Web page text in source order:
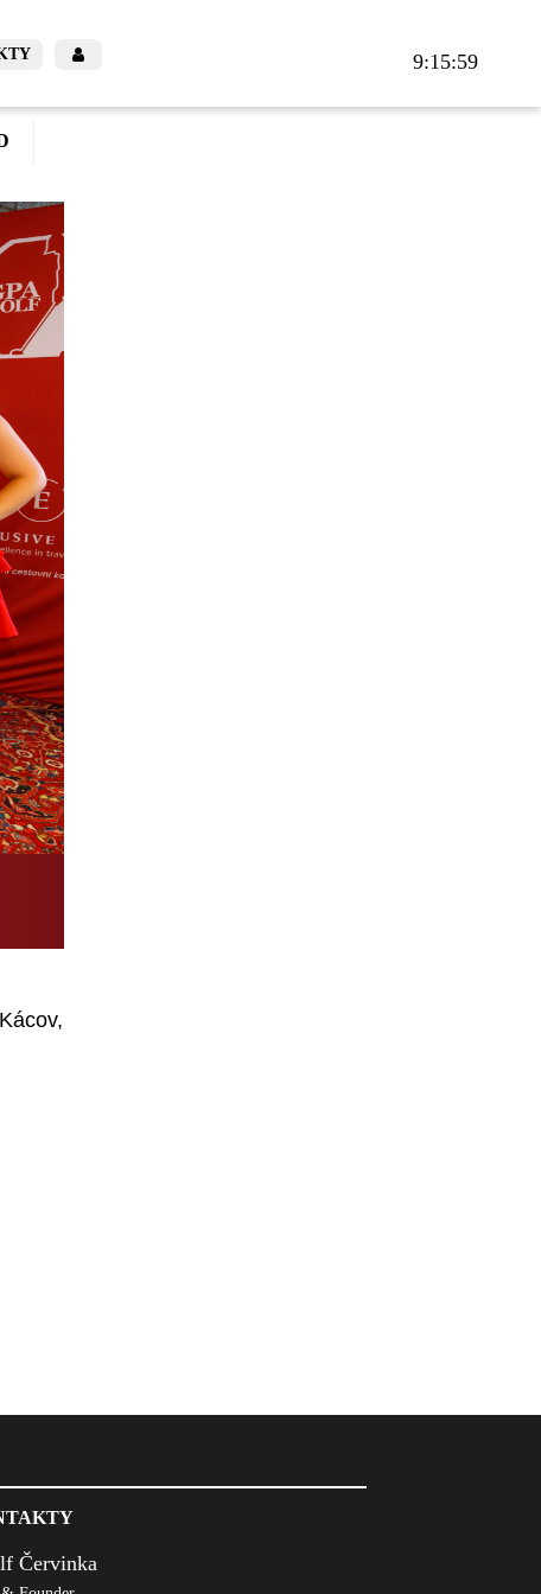
9:16:00
Červinka